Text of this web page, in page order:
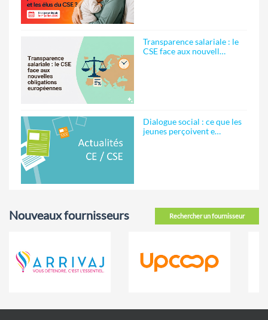
Transparence salariale : le
CSE face aux nouvell…
Dialogue social : ce que les
jeunes perçoivent e…
Rechercher un fournisseur
Nouveaux fournisseurs